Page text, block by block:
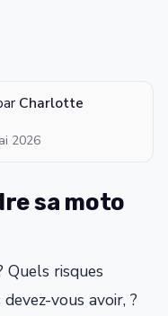
Charlotte
2026
sa moto
risques
vous avoir, ?